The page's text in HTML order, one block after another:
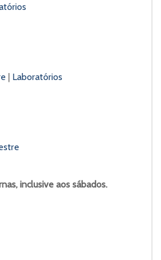
| Laboratórios
inclusive aos sábados.